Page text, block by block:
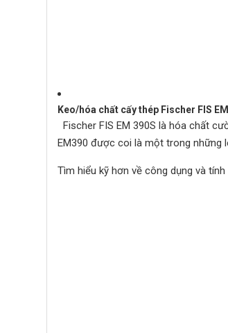
Keo/hóa chất cấy thép Fischer FIS
Fischer FIS EM 390S là hóa chất
EM390 được coi là một trong những
Tìm hiểu kỹ hơn về công dụng và